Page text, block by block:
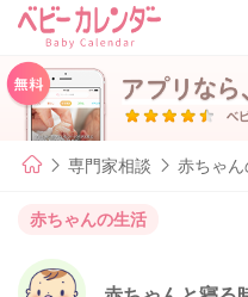
専門家相談 赤ちゃ
赤ちゃんの生活